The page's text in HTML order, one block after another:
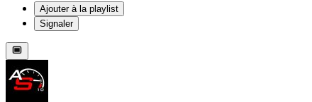
Ajouter à la playlist
Signaler